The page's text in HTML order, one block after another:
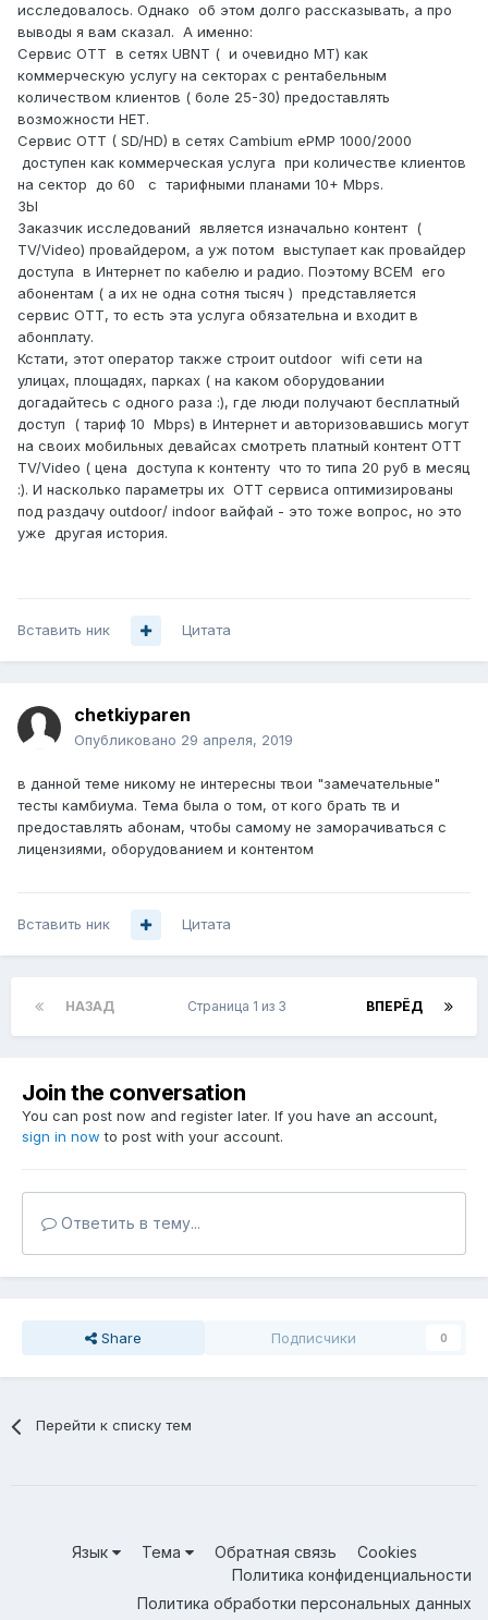
исследовалось. Однако об этом долго рассказывать, а про
выводы я вам сказал. А именно:
Cервис OTT в сетях UBNT ( и очевидно МТ) как
коммерческую услугу на секторах с рентабельным
количеством клиентов ( боле 25-30) предоставлять
возможности НЕТ.
Cервис OTT ( SD/HD) в сетях Cambium ePMP 1000/2000
доступен как коммерческая услуга при количестве клиентов
на сектор до 60 c тарифными планами 10+ Mbps.
ЗЫ
Заказчик исследований является изначально контент (
TV/Video) провайдером, а уж потом выступает как провайдер
доступа в Интернет по кабелю и радио. Поэтому ВСЕМ его
абонентам ( а их не одна сотня тысяч ) представляется
сервис OTT, то есть эта услуга обязательна и входит в
абонплату.
Кстати, этот оператор также строит outdoor wifi сети на
улицах, площадях, парках ( на каком оборудовании
догадайтесь с одного раза :), где люди получают бесплатный
доступ ( тариф 10 Mbps) в Интернет и авторизовавшись могут
на своих мобильных девайсах смотреть платный контент OTT
TV/Video ( цена доступа к контенту что то типа 20 руб в месяц
:). И насколько параметры их OTT сервиса оптимизированы
под раздачу outdoor/ indoor вайфай - это тоже вопрос, но это
уже другая история.
Вставить ник Цитата
chetkiyparen
Опубликовано 29 апреля, 2019
в данной теме никому не интересны твои "замечательные"
тесты камбиума. Тема была о том, от кого брать тв и
предоставлять абонам, чтобы самому не заморачиваться с
лицензиями, оборудованием и контентом
Вставить ник Цитата
НАЗАД ВПЕРЁД
Страница 1 из 3
Join the conversation
You can post now and register later. If you have an account,
sign in now to post with your account.
Ответить в тему...
Share Подписчики 0
Перейти к списку тем
Язык Тема Обратная связь
Cookies
Политика конфиденциальности
Политика обработки персональных данных